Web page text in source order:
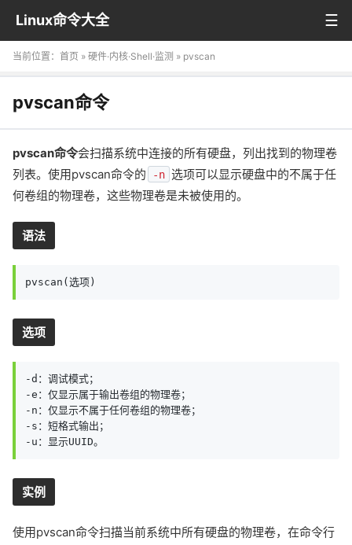
Linux命令大全
当前位置： 首页 » 硬件·内核·Shell·监测 » pvscan
pvscan命令
pvscan命令会扫描系统中连接的所有硬盘，列出找到的物理卷
列表。使用pvscan命令的
-n 选项可以显示硬盘中的不属于任
何卷组的物理卷，这些物理卷是未被使用的。
语法
pvscan(选项)
选项
-d：调试模式；
-e：仅显示属于输出卷组的物理卷；
-n：仅显示不属于任何卷组的物理卷；
-s：短格式输出；
-u：显示UUID。
实例
使用pvscan命令扫描当前系统中所有硬盘的物理卷，在命令行